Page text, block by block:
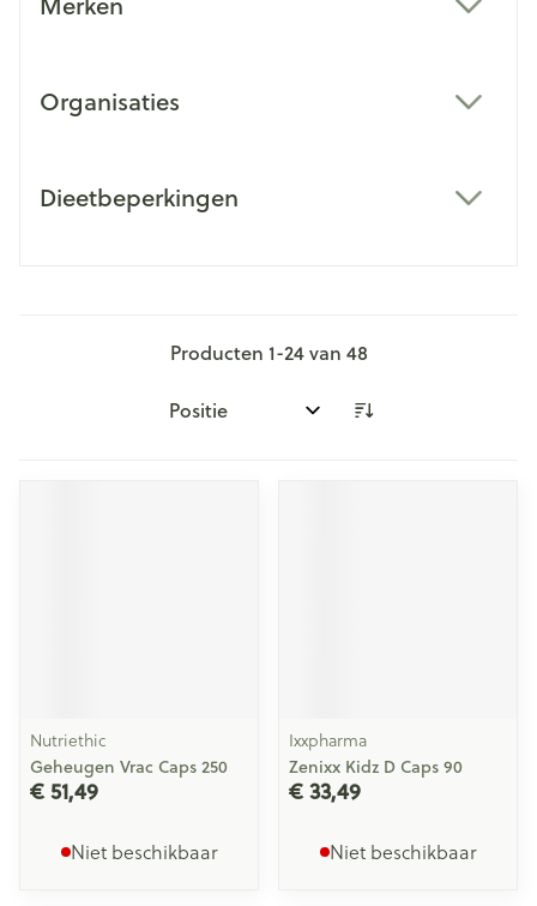
Organisaties
Dieetbeperkingen
Producten 1-24van 48
Sorteer op:
Nutriethic
Geheugen Vrac Caps 250
€ 51,49
Niet beschikbaar
Ixxpharma
Zenixx Kidz D Caps 90
€ 33,49
Niet beschikbaar